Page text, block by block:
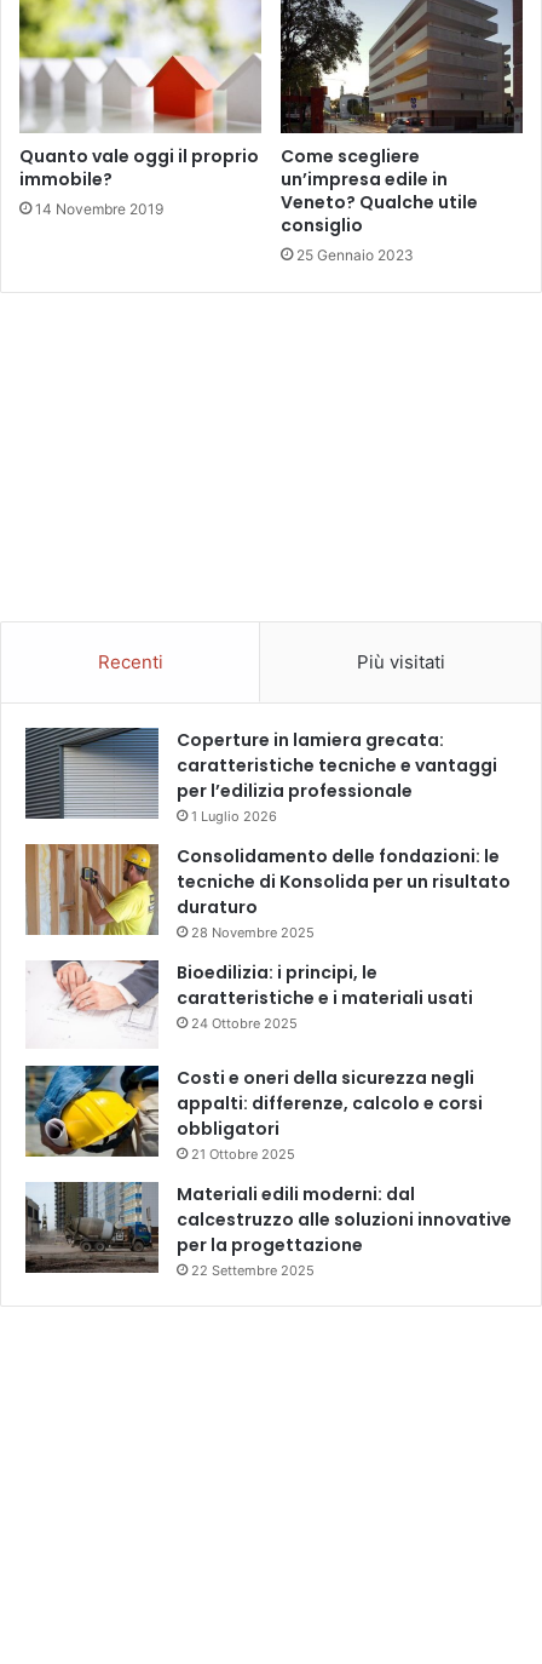
Quanto vale oggi il proprio
immobile?
14 Novembre 2019
Come scegliere
un’impresa edile in
Veneto? Qualche utile
consiglio
25 Gennaio 2023
Recenti Più visitati
Coperture in lamiera grecata:
caratteristiche tecniche e vantaggi
per l’edilizia professionale
1 Luglio 2026
Consolidamento delle fondazioni: le
tecniche di Konsolida per un risultato
duraturo
28 Novembre 2025
Bioedilizia: i principi, le
caratteristiche e i materiali usati
24 Ottobre 2025
Costi e oneri della sicurezza negli
appalti: differenze, calcolo e corsi
obbligatori
21 Ottobre 2025
Materiali edili moderni: dal
calcestruzzo alle soluzioni innovative
per la progettazione
22 Settembre 2025